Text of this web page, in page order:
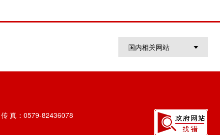
国内相关网站
真：0579-82436078